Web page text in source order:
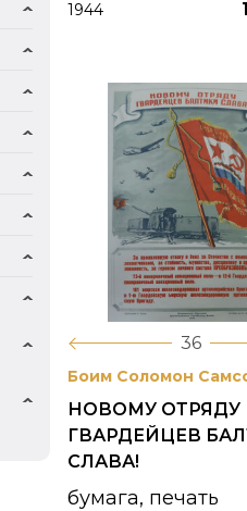
1944
36
Боим Соломон
НОВОМУ ОТРЯДУ
ГВАРДЕЙЦЕВ
СЛАВА!
бумага, печать